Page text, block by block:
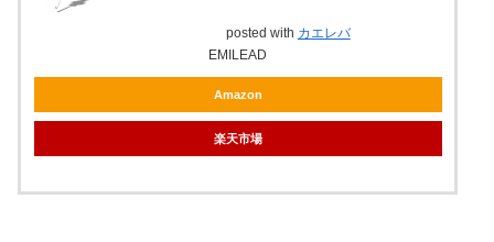
posted with カエレバ
EMILEAD
Amazon
楽天市場